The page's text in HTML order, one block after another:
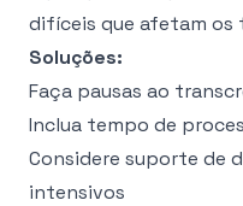
difíceis que afetam os
Soluções:
Faça pausas ao
Inclua tempo de
Considere suporte de
intensivos